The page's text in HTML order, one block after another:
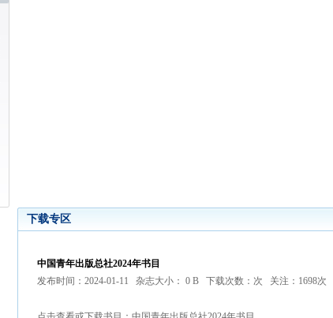
下载专区
中国青年出版总社2024年书目
发布时间：2024-01-11
杂志大小： 0 B 下载次数：次 关注：1698次